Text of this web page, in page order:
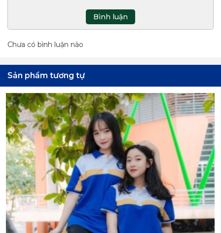
Bình luận
Chưa có bình luận nào
Sản phẩm tương tự